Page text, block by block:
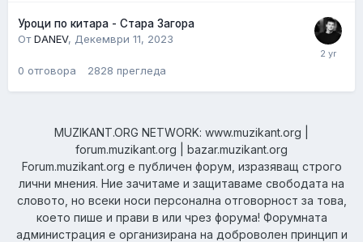
Уроци по китара - Стара Загора
ОтDANEV, Декември 11, 2023
0 отговора 2828 прегледа
MUZIKANT.ORG NETWORK: www.muzikant.org |
forum.muzikant.org | bazar.muzikant.org
Forum.muzikant.org е публичен форум, изразяващ строго
лични мнения. Ние зачитаме и защитаваме свободата на
словото, но всеки носи персонална отговорност за това,
което пише и прави в или чрез форума! Форумната
администрация е организирана на доброволен принцип и